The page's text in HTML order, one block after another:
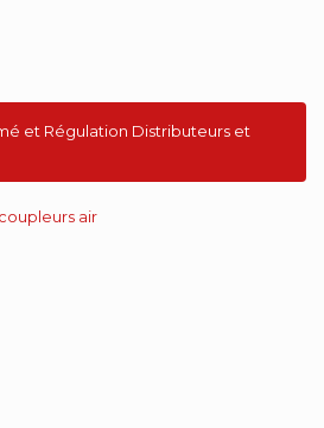
et Régulation Distributeurs et
air